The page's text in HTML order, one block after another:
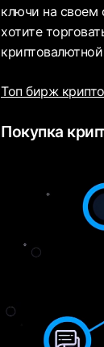
ключи на своем
хотите
Топ бирж
Покупка